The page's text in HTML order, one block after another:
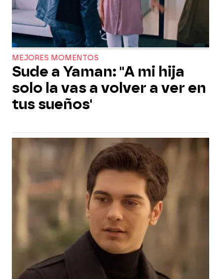
MEJORES MOMENTOS
Sude a Yaman: "A mi hija
solo la vas a volver a ver en
tus sueños'